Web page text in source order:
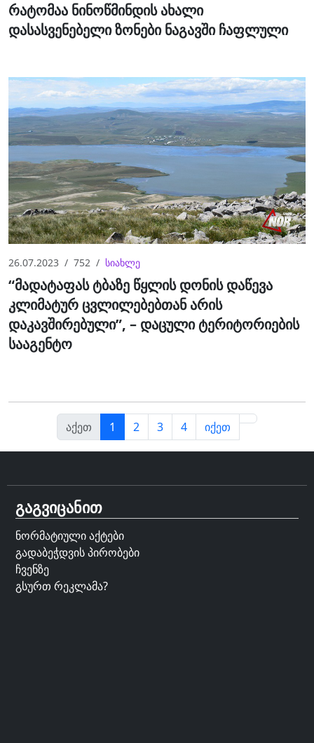
რატომაა ნინოწმინდის ახალი
დასასვენებელი ზონები ნაგავში ჩაფლული
26.07.2023 752 სიახლე
“მადატაფას ტბაზე წყლის დონის დაწევა
კლიმატურ ცვლილებებთან არის
დაკავშირებული”, – დაცული ტერიტორიების
სააგენტო
აქეთ 1 2 3 4 იქეთ
გაგვიცანით
ნორმატიული აქტები
გადაბეჭდვის პირობები
ჩვენზე
გსურთ რეკლამა?